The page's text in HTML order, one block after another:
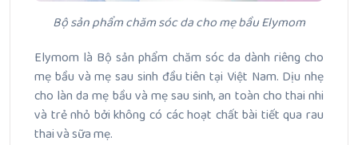
Bộ sản phẩm chăm sóc da cho mẹ bầu Elymom
Elymom là Bộ sản phẩm chăm sóc da dành riêng cho
mẹ bầu và mẹ sau sinh đầu tiên tại Việt Nam. Dịu nhẹ
cho làn da mẹ bầu và mẹ sau sinh, an toàn cho thai nhi
và trẻ nhỏ bởi không có các hoạt chất bài tiết qua rau
thai và sữa mẹ.